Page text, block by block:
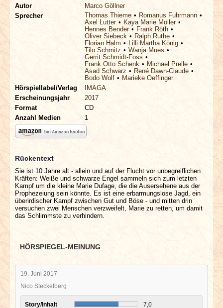
LINKS
Autor
Marco Göllner
Sprecher
Thomas Thieme
Romanus Fuhrmann
Axel Lutter
Kaya Marie Möller
Hennes Bender
Frank Röth
Oliver Siebeck
Ralph Ruthe
Florian Halm
Lilli Martha König
Tilo Schmitz
Wanja Mues
Gerrit Schmidt-Foss
Frank Otto Schenk
Michael Prelle
Asad Schwarz
René Dawn-Claude
Bodo Wolf
Marieke Oeffinger
Hörspiellabel/Verlag
IMAGA
Erscheinungsjahr
2017
Format
CD
Anzahl Medien
1
Rückentext
Sie ist 10 Jahre alt - allein und auf der Flucht vor unbegreiflichen
Kräften: Weiße und schwarze Engel sammeln sich zum letzten
Kampf um die kleine Marie Dufage, die die Ausersehene aus der
Prophezeiung sein könnte. Es ist eine erbarmungslose Jagd, ein
überirdischer Kampf zwischen Gut und Böse - und mitten drin
versuchen zwei Menschen verzweifelt, Marie zu retten, um damit
das Schlimmste zu verhindern.
HÖRSPIEGEL-MEINUNG
19. Juni 2017
Nico Steckelberg
Story/Inhalt
7,0